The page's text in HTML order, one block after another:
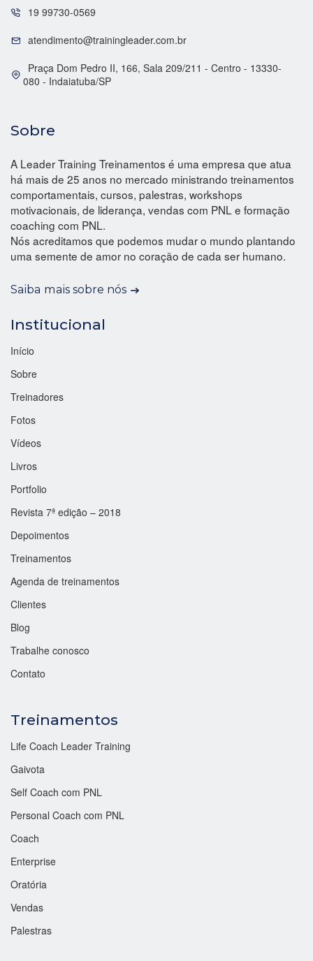
19 99730-0569
atendimento@trainingleader.com.br
Praça Dom Pedro II, 166, Sala 209/211 - Centro - 13330-
080 - Indaiatuba/SP
Sobre
A Leader Training Treinamentos é uma empresa que atua
há mais de 25 anos no mercado ministrando treinamentos
comportamentais, cursos, palestras, workshops
motivacionais, de liderança, vendas com PNL e formação
coaching com PNL.
Nós acreditamos que podemos mudar o mundo plantando
uma semente de amor no coração de cada ser humano.
Saiba mais sobre nós
Institucional
Início
Sobre
Treinadores
Fotos
Vídeos
Livros
Portfolio
Revista 7ª edição – 2018
Depoimentos
Treinamentos
Agenda de treinamentos
Clientes
Blog
Trabalhe conosco
Contato
Treinamentos
Life Coach Leader Training
Gaivota
Self Coach com PNL
Personal Coach com PNL
Coach
Enterprise
Oratória
Vendas
Palestras